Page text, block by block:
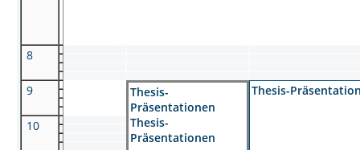
8
9
Thesis-
Präsentationen
Thesis-
Präsentationen
Thesis-
10